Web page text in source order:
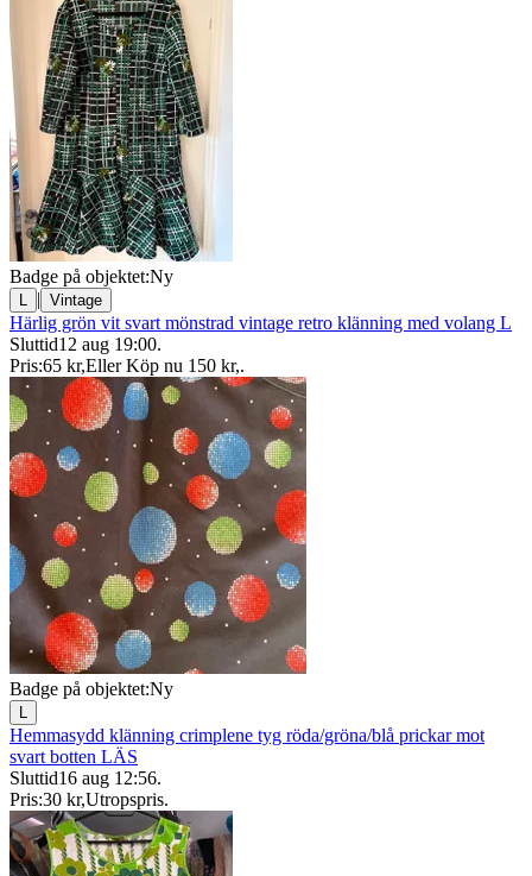
Badge på objektet:Ny
L | Vintage
Härlig grön vit svart mönstrad vintage retro klänning med volang L
Sluttid12 aug 19:00.
Pris:65 kr,Eller Köp nu 150 kr,.
Badge på objektet:Ny
L
Hemmasydd klänning crimplene tyg röda/gröna/blå prickar mot
svart botten LÄS
Sluttid16 aug 12:56.
Pris:30 kr,Utropspris.